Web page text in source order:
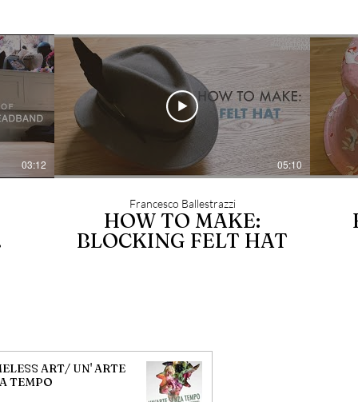
03:12 05:10
Francesco Ballestrazzi
HOW TO MAKE:
BLOCKING FELT HAT
ART/ UN' ARTE
TEMPO